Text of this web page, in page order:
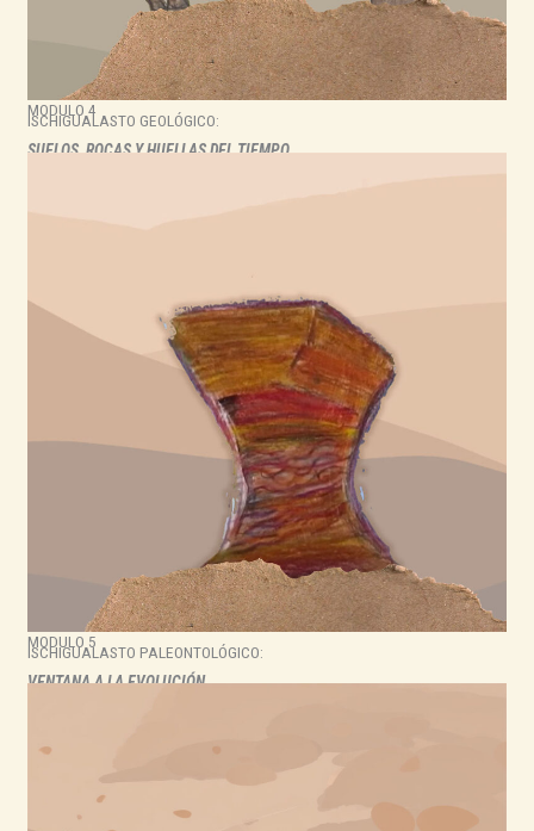
MODULO 4
ISCHIGUALASTO GEOLÓGICO:
SUELOS, ROCAS Y HUELLAS DEL TIEMPO
MODULO 5
ISCHIGUALASTO PALEONTOLÓGICO:
VENTANA A LA EVOLUCIÓN